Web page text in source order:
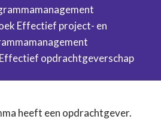
Effectief project- en
Effectief opdrachtgeverschap
heeft een opdrachtgever.